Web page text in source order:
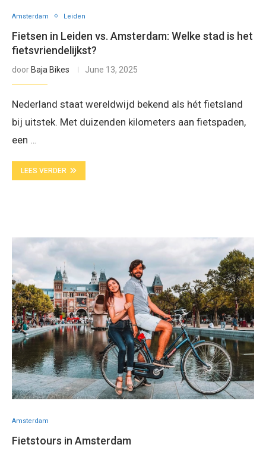
Amsterdam Leiden
Fietsen in Leiden vs. Amsterdam: Welke stad is het
fietsvriendelijkst?
door Baja Bikes June 13, 2025
Nederland staat wereldwijd bekend als hét fietsland
bij uitstek. Met duizenden kilometers aan fietspaden,
een …
LEES VERDER
Amsterdam
Fietstours in Amsterdam